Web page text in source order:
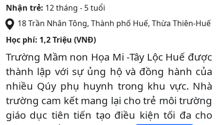
Nhận trẻ: 12 tháng - 5 tuổi
18 Trần Nhân Tông, Thành phố Huế, Thừa Thiên-Huế
Học phí: 1,2 Triệu (VNĐ)
Trường Mầm non Họa Mi -Tây Lộc Huế được
thành lập với sự ủng hộ và đồng hành của
nhiều Qúy phụ huynh trong khu vực. Nhà
trường cam kết mang lại cho trẻ môi trường
giáo dục tiên tiến tạo điều kiện tối đa cho